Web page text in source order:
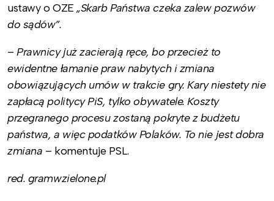
ustawy o OZE„Skarb Państwa czeka zalew pozwów
do sądów”.
–Prawnicy już zacierają ręce, bo przecież to
ewidentne łamanie praw nabytych i zmiana
obowiązujących umów w trakcie gry. Kary niestety nie
zapłacą politycy PiS, tylko obywatele. Koszty
przegranego procesu zostaną pokryte z budżetu
państwa, a więc podatków Polaków. To nie jest dobra
zmiana – komentuje PSL.
red. gramwzielone.pl